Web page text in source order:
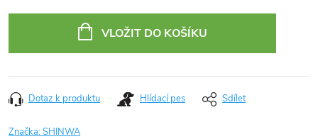
VLOŽIT DO KOŠÍKU
Dotaz k produktu Hlídací pes Sdílet
Značka:SHINWA